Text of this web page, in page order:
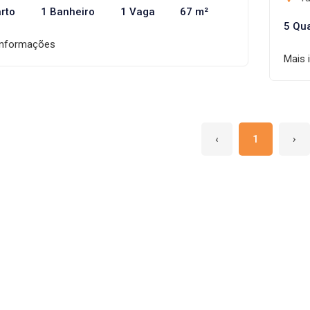
1 Banheiro 1 Vaga 67 m²
5
Mais
‹ 1 ›